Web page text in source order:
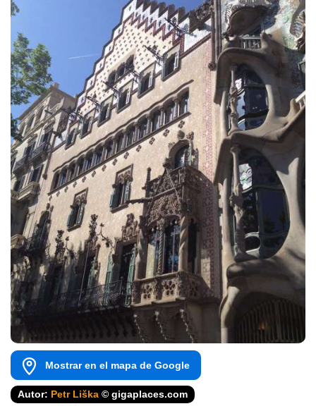
Mostrar en el mapa de Google
Autor: Petr Liška © gigaplaces.com